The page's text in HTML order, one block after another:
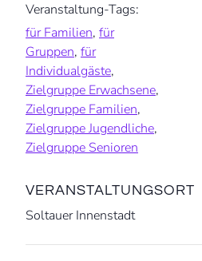
Veranstaltung-Tags:
für Familien, für
Gruppen, für
Individualgäste,
Zielgruppe Erwachsene,
Zielgruppe Familien,
Zielgruppe Jugendliche,
Zielgruppe Senioren
VERANSTALTUNGSORT
Soltauer Innenstadt